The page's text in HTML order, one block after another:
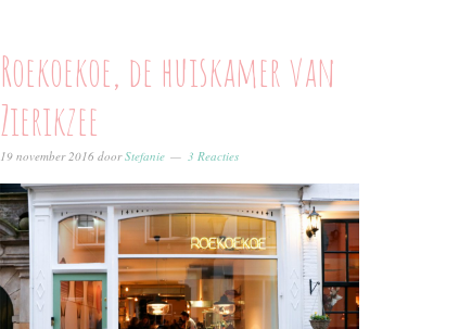
Roekoekoe, de huiskamer van
Zierikzee
19 november 2016 doorStefanie 3 Reacties